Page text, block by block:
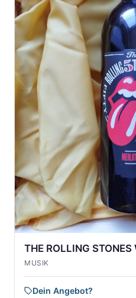
THE ROLLING
MUSIK
Dein Angebot?